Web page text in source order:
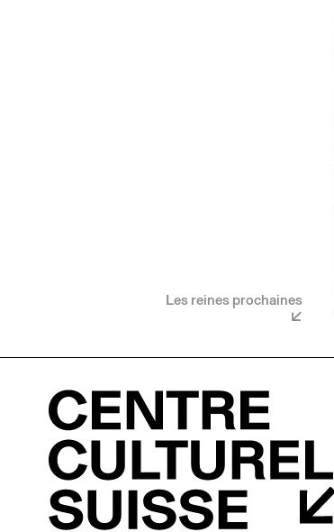
Les reines prochaines